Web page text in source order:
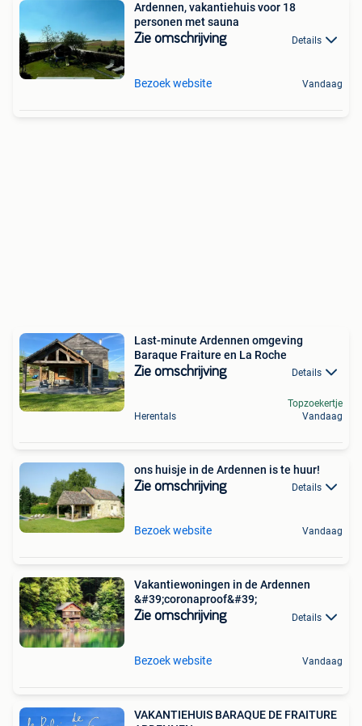
Ardennen, vakantiehuis voor 18
personen met sauna
Zie omschrijving Details
Bezoek website Vandaag
Last-minute Ardennen omgeving
Baraque Fraiture en La Roche
Zie omschrijving Details
Herentals
Topzoekertje
Vandaag
ons huisje in de Ardennen is te huur!
Zie omschrijving Details
Bezoek website Vandaag
Vakantiewoningen in de Ardennen
&#39;coronaproof&#39;
Zie omschrijving Details
Bezoek website Vandaag
VAKANTIEHUIS BARAQUE DE FRAITURE